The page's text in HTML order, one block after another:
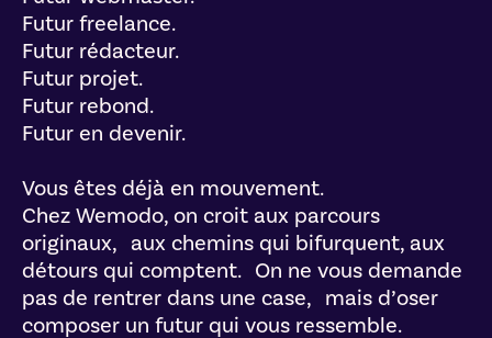
Futur freelance.
Futur rédacteur.
Futur projet.
Futur rebond.
Futur en devenir.
Vous êtes déjà en mouvement.
Chez Wemodo, on croit aux parcours
originaux, aux chemins qui bifurquent, aux
détours qui comptent. On ne vous demande
pas de rentrer dans une case, mais d’oser
composer un futur qui vous ressemble.